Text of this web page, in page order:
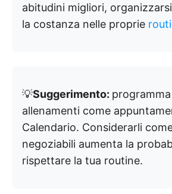
abitudini migliori,
la costanza nelle proprie
💡Suggerimento:
allenamenti come
Calendario. Considerarli
negoziabili aumenta la
rispettare la tua routine.